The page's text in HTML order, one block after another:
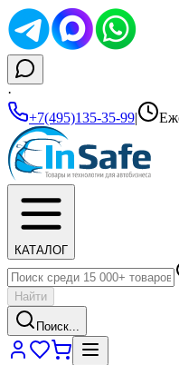
·
+7(495)135-35-99|
КАТАЛОГ
Найти
Поиск...